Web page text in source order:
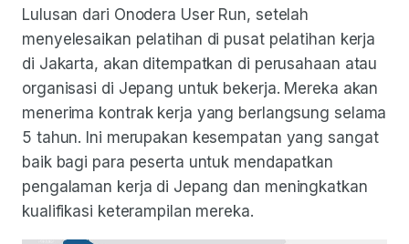
Lulusan dari Onodera User Run, setelah
menyelesaikan pelatihan di pusat pelatihan kerja
di Jakarta, akan ditempatkan di perusahaan atau
organisasi di Jepang untuk bekerja. Mereka akan
menerima kontrak kerja yang berlangsung selama
5 tahun. Ini merupakan kesempatan yang sangat
baik bagi para peserta untuk mendapatkan
pengalaman kerja di Jepang dan meningkatkan
kualifikasi keterampilan mereka.